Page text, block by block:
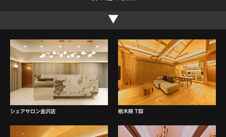
シェアサロン金沢店 栃木県 T邸